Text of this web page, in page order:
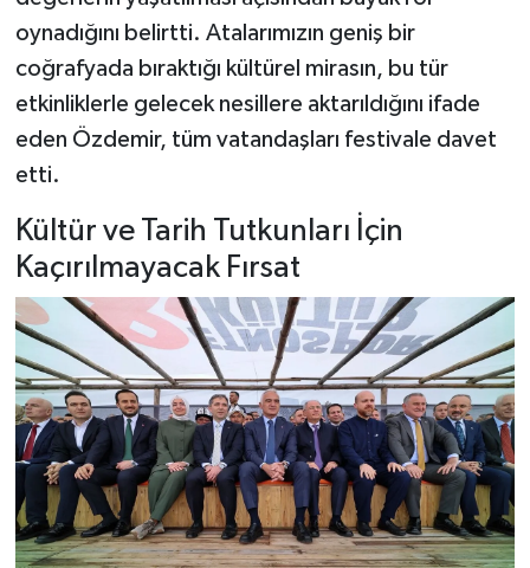
oynadığını belirtti. Atalarımızın geniş bir
coğrafyada bıraktığı kültürel mirasın, bu tür
etkinliklerle gelecek nesillere aktarıldığını ifade
eden Özdemir, tüm vatandaşları festivale davet
etti.
Kültür ve Tarih Tutkunları İçin
Kaçırılmayacak Fırsat